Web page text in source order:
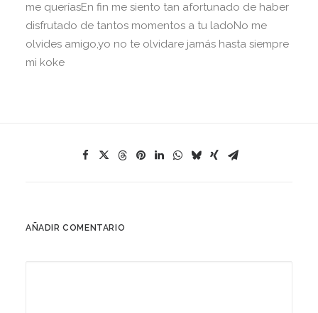
me queríasEn fin me siento tan afortunado de haber
disfrutado de tantos momentos a tu ladoNo me
olvides amigo,yo no te olvidare jamás hasta siempre
mi koke
AÑADIR COMENTARIO